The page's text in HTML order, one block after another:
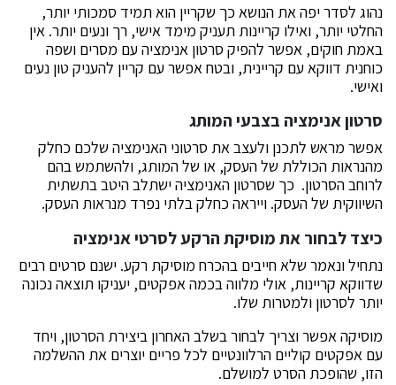
נהוג לסדר יפה את הנושא כך שקריין הוא תמיד סמכותי יותר,
החלטי יותר, ואילו קריינות תעניק מימד אישי, רך ונעים יותר. אין
באמת חוקים, אפשר להפיק סרטון אנימציה עם מסרים ושפה
כוחנית דווקא עם קריינית, ובטח אפשר עם קריין להעניק טון נעים
ואישי.
סרטון אנימציה בצבעי המותג
אפשר מראש לתכנן ולעצב את סרטוני האנימציה שלכם כחלק
מהנראות הכוללת של העסק, או של המותג, ולהשתמש בהם
לרוחב הסרטון. כך שסרטון האנימציה ישתלב היטב בתשתית
השיווקית של העסק. וייראה כחלק בלתי נפרד מנראות העסק.
כיצד לבחור את מוסיקת הרקע לסרטי אנימציה
נתחיל ונאמר שלא חייבים בהכרח מוסיקת רקע. ישנם סרטים רבים
שדווקא קריינות, אולי מלווה בכמה אפקטים, יעניקו תוצאה נכונה
יותר לסרטון ולמטרות שלו.
מוסיקה אפשר וצריך לבחור בשלב האחרון ביצירת הסרטון, ויחד
עם אפקטים קוליים הרלוונטיים לכל פריים יוצרים את ההשלמה
הזו, שהופכת הסרט למושלם.